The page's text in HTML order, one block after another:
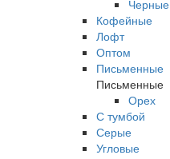
Черные
Кофейные
Лофт
Оптом
Письменные
Письменные
Орех
С тумбой
Серые
Угловые